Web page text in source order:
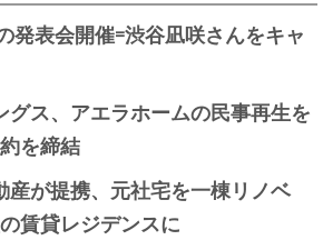
発表会開催=渋谷凪咲さんをキャ
グス、アエラホームの民事再生を
を締結
産が提携、元社宅を一棟リノベ
賃貸レジデンスに